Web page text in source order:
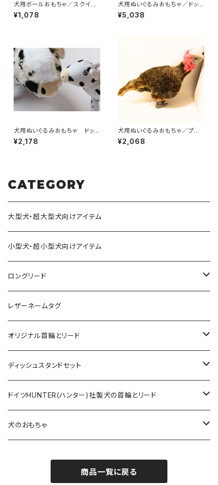
犬用ボールおもちゃ／スクイー
カーテニスボール
¥1,078
犬用ぬいぐるみおもちゃ／ドッグ
トイズダイナソー・ダッキー
¥5,038
犬用ぬいぐるみおもちゃ ドッグ
トイズ・カウ／赤ちゃん牛
¥2,178
犬用ぬいぐるみおもちゃ／プラッ
シュターキー
¥2,068
CATEGORY
大型犬・超大型犬向けアイテム
小型犬・超小型犬向けアイテム
ロングリード
オリジナル軽量ロングリード
オリジナルロングリード
レザーネームタグ
オリジナル首輪とリード
ロープとヌメ革の首輪とリード
ヌメ革の首輪とリード
アニリンレザーの首輪とリード
ディッシュスタンドセット
無垢の木とステンレスのディッシュスタンドセット
超小型犬〜中型犬サイズ
無垢の木と陶器のディッシュスタンドセット
大型犬〜超大型犬向けサイズ
ドイツHUNTER(ハンター)社製犬の首輪とリード
HUNTER(ハンター）社製首輪
犬のおもちゃ
商品一覧に戻る